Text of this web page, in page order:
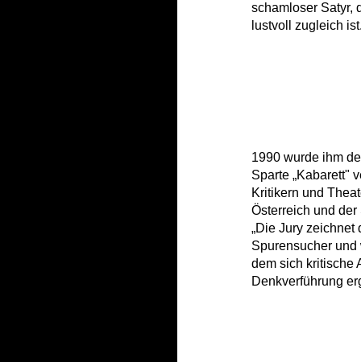
schamloser Satyr,
lustvoll zugleich
1990 wurde ihm
Sparte „Kabarett"
Kritikern und
Österreich und
„Die Jury zeichnet
Spurensucher
dem sich kritische
Denkverführung